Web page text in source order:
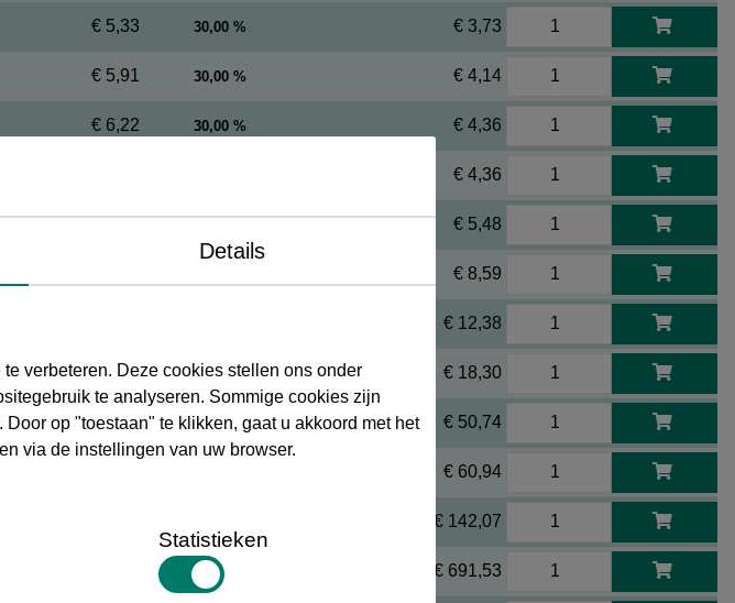
€ 5,33 30,00 % € 3,73
€ 5,91 30,00 % € 4,14
€ 6,22 30,00 % € 4,36
€ 4,36
€ 7,83 € 5,48
€ 8,59
€ 12,38
€ 26,14 30,00 % € 18,30
€ 72,48 30,00 % € 50,74
€ 60,94
€ 142,07
30,00 % € 691,53
Details
verbeteren. Deze cookies stellen ons onder
te analyseren. Sommige cookies zijn
op "toestaan" te klikken, gaat u akkoord met het
via de instellingen van uw browser.
Statistieken